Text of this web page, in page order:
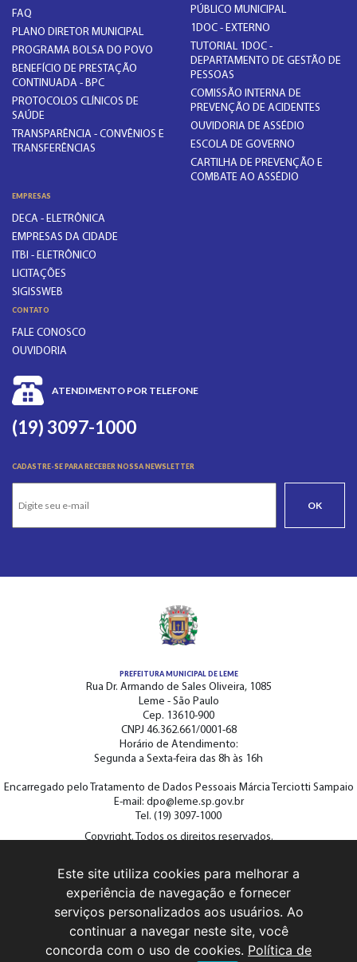
FAQ
PLANO DIRETOR MUNICIPAL
PROGRAMA BOLSA DO POVO
BENEFÍCIO DE PRESTAÇÃO
CONTINUADA - BPC
PROTOCOLOS CLÍNICOS DE
SAÚDE
TRANSPARÊNCIA - CONVÊNIOS E
TRANSFERÊNCIAS
PÚBLICO MUNICIPAL
1DOC - EXTERNO
TUTORIAL 1DOC -
DEPARTAMENTO DE GESTÃO DE
PESSOAS
COMISSÃO INTERNA DE
PREVENÇÃO DE ACIDENTES
OUVIDORIA DE ASSÉDIO
ESCOLA DE GOVERNO
CARTILHA DE PREVENÇÃO E
COMBATE AO ASSÉDIO
EMPRESAS
DECA - ELETRÔNICA
EMPRESAS DA CIDADE
ITBI - ELETRÔNICO
LICITAÇÕES
SIGISSWEB
CONTATO
FALE CONOSCO
OUVIDORIA
ATENDIMENTO POR TELEFONE
(19) 3097-1000
CADASTRE-SE PARA RECEBER NOSSA NEWSLETTER
OK
PREFEITURA MUNICIPAL DE LEME
Rua Dr. Armando de Sales Oliveira, 1085
Leme - São Paulo
Cep. 13610-900
CNPJ 46.362.661/0001-68
Horário de Atendimento:
Segunda a Sexta-feira das 8h às 16h
Encarregado pelo Tratamento de Dados Pessoais Márcia Terciotti Sampaio
E-mail: dpo@leme.sp.gov.br
Tel. (19) 3097-1000
Copyright. Todos os direitos reservados.
ACOMPANHE A PREFEITURA NAS REDES SOCIAIS
Este site utiliza cookies para melhorar a
experiência de navegação e fornecer
serviços personalizados aos usuários. Ao
continuar a navegar neste site, você
concorda com o uso de cookies. Política de